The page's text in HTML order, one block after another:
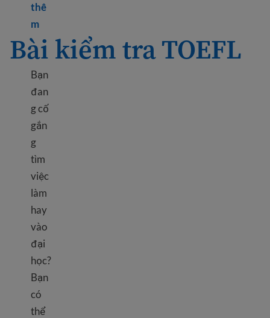
thê
mLearn more about Tips to get better at speaking
Bài kiểm tra TOEFL
Bạn
đan
g cố
gắn
g
tìm
việc
làm
hay
vào
đại
học?
Bạn
có
thể